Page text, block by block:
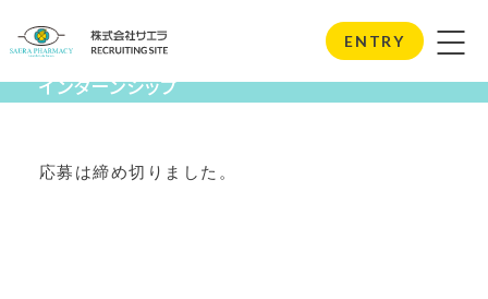
ENTRY
Internship
インターンシップ
応募は締め切りました。